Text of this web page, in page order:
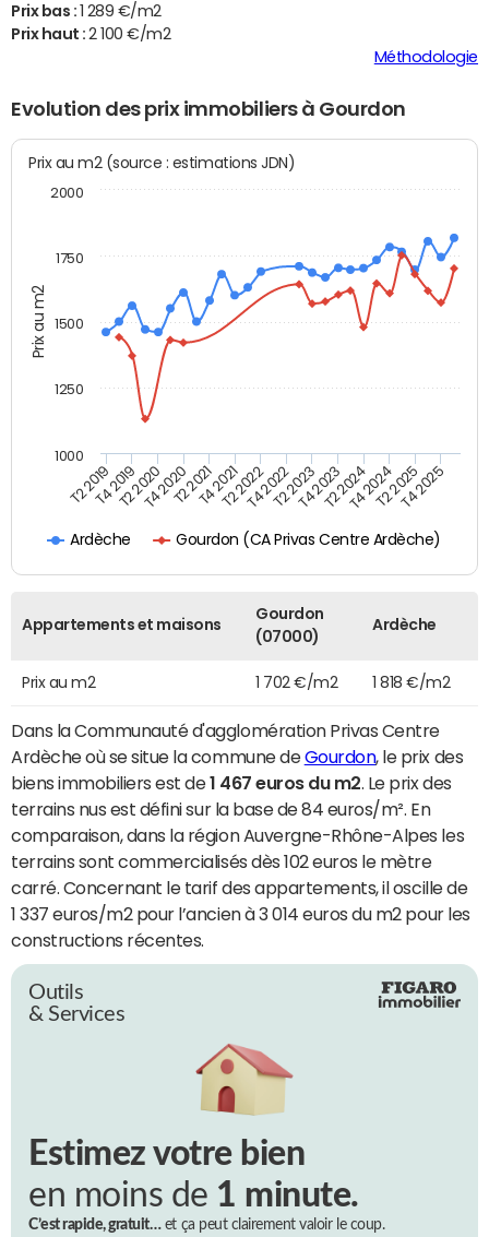
Prix bas :
1 289 €/m2
Prix haut :2 100 €/m2
Méthodologie
Evolution des prix immobiliers à Gourdon
Prix au m2
Prix au m2 (source : estimations JDN)
Ardèche Gourdon (CA Privas Centre Ardèche)
T2 2019T4 2019T2 2020T4 2020T2 2021T4 2021T2 2022T4 2022T2 2023T4 2023T2 2024T4 2024T2 2025T4 2025
1000
2000
1250
1500
1750
Appartements et maisons
Gourdon
(07000)
Ardèche
Prix au m2 1 702 €/m2 1 818 €/m2
Dans la Communauté d'agglomération Privas Centre
Ardèche où se situe la commune deGourdon, le prix des
biens immobiliers est de1 467 euros du m2 . Le prix des
terrains nus est défini sur la base de 84 euros/m². En
comparaison, dans la région Auvergne-Rhône-Alpes les
terrains sont commercialisés dès 102 euros le mètre
carré. Concernant le tarif des appartements, il oscille de
1 337 euros/m2 pour l’ancien à 3 014 euros du m2 pour les
constructions récentes.
Outils
& Services
Estimez votre bien
en moins de 1 minute.
C’est rapide, gratuit…et ça peut clairement valoir le coup.